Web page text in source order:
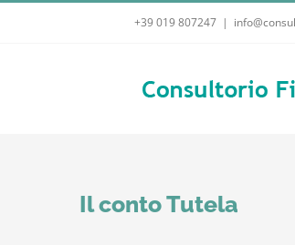
+39 019 807247 |
Il conto Tutela